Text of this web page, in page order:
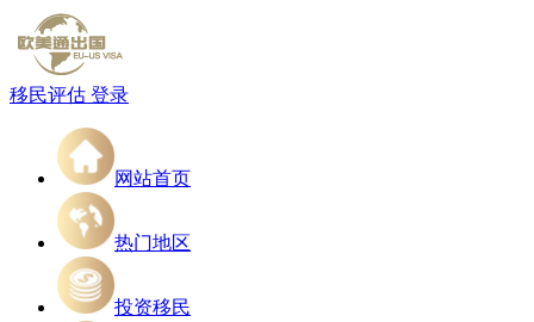
移民评估 登录
网站首页
热门地区
投资移民